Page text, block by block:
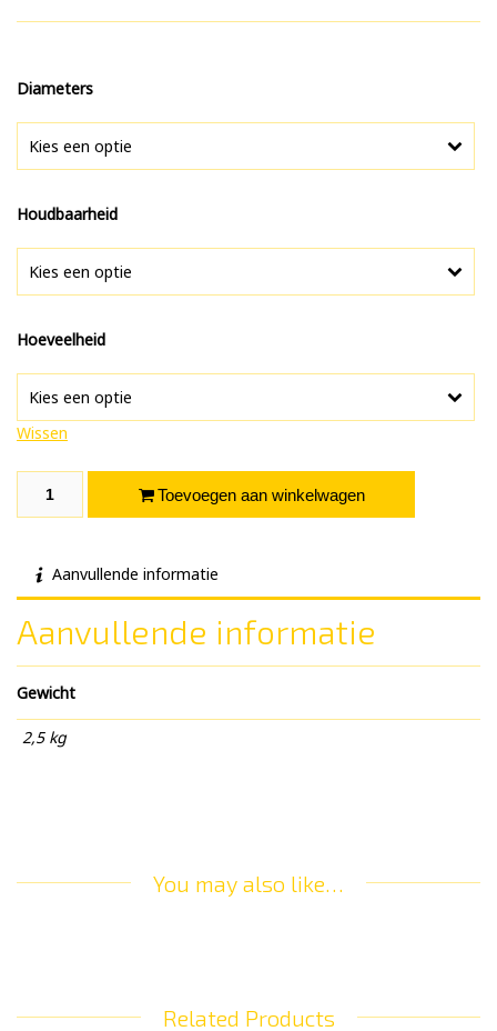
Diameters
Kies een optie
Houdbaarheid
Kies een optie
Hoeveelheid
Kies een optie
Wissen
Strawberry aantal Toevoegen aan winkelwagen
Aanvullende informatie
Aanvullende informatie
Gewicht
2,5 kg
You may also like…
Related Products